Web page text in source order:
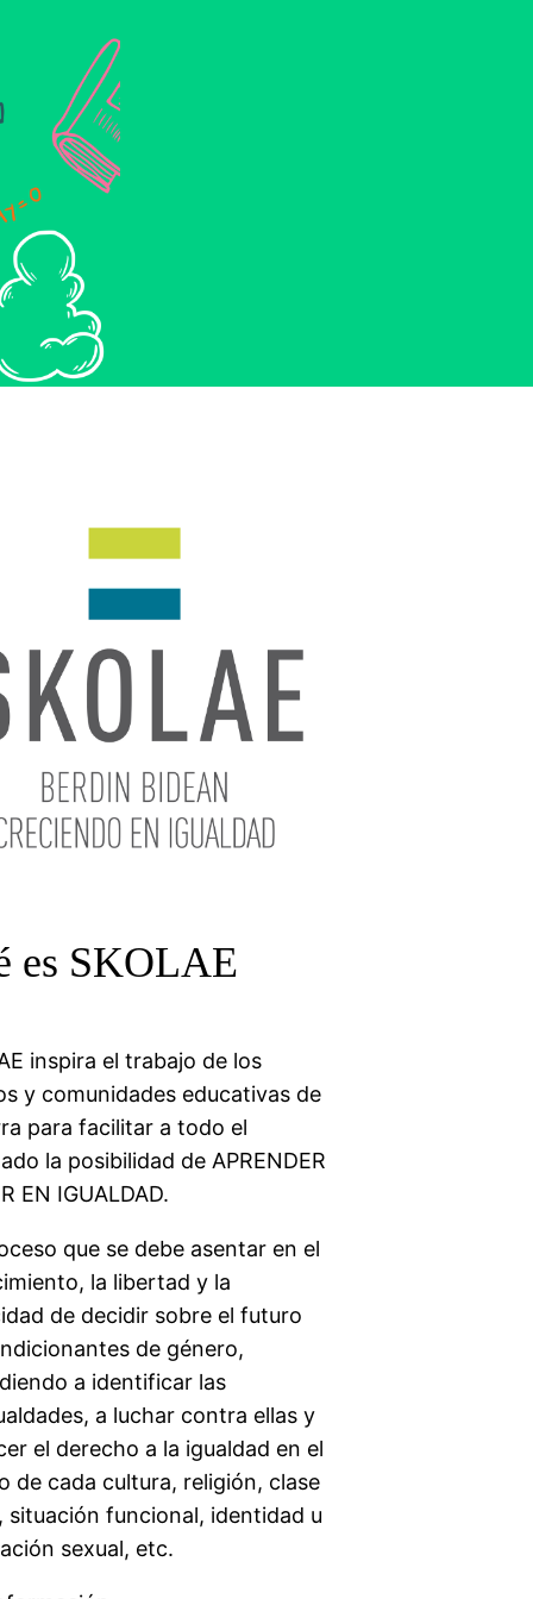
es SKOLAE
inspira el trabajo de los
y comunidades educativas de
para facilitar a todo el
la posibilidad de APRENDER
EN IGUALDAD.
que se debe asentar en el
la libertad y la
de decidir sobre el futuro
de género,
a identificar las
a luchar contra ellas y
el derecho a la igualdad en el
de cada cultura, religión, clase
situación funcional, identidad u
sexual, etc.